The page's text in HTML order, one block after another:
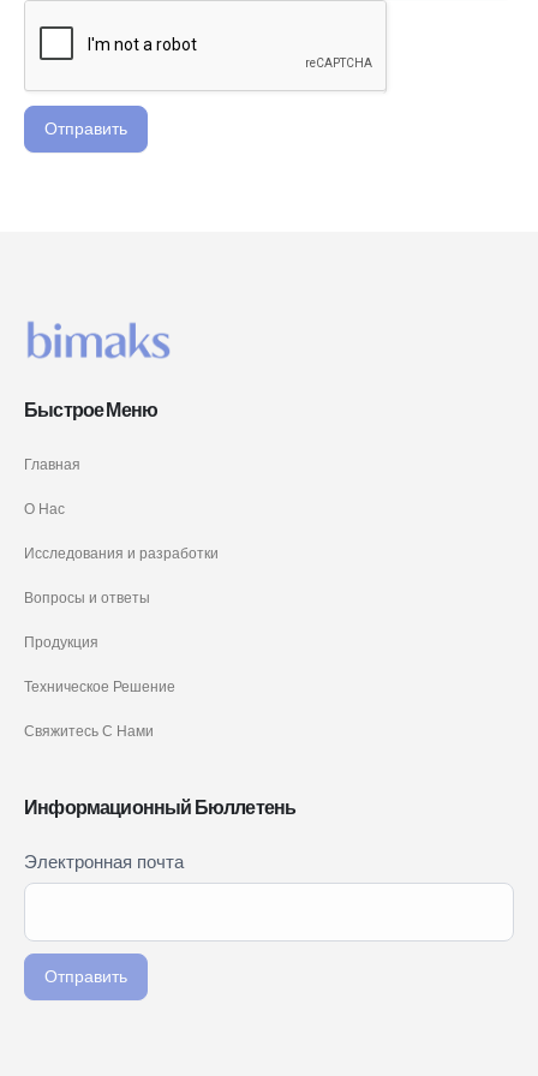
Отправить
Быстрое Меню
Главная
О Нас
Исследования и разработки
Вопросы и ответы
Продукция
Техническое Решение
Свяжитесь С Нами
Информационный Бюллетень
Newsletter
Signup
Электронная почта
Отправить
Если вы
человек,
это поле
пустым.